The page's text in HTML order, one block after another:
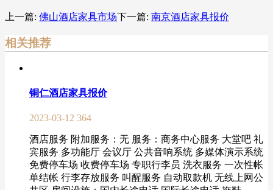
上一篇: 佛山酒店家具市场下一篇: 南京酒店家具报价
相关推荐
铜仁酒店家具报价
2023-03-12 364
酒店服务 附加服务：无 服务：商务中心服务 大堂吧 礼
宾服务 多功能厅 会议厅 公共音响系统 多媒体演示系统
免费停车场 收费停车场 专职行李员 洗衣服务 一次性帐
单结帐 行李存放服务 叫醒服务 自动取款机 无线上网公